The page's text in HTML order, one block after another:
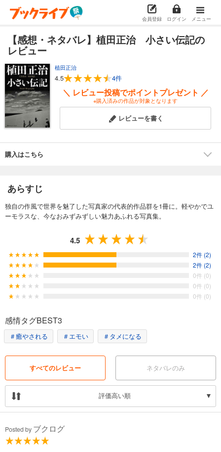
会員登録 ログイン メニュー
【感想・ネタバレ】植田正治 小さい伝記の
レビュー
植田正治
4.5 4件
＼ レビュー投稿でポイントプレゼント ／
※購入済みの作品が対象となります
レビューを書く
購入はこちら
あらすじ
独自の作風で世界を魅了した写真家の代表的作品群を1冊に。軽やかでユ
ーモラスな、今なおみずみずしい魅力あふれる写真集。
4.5
2件 (2)
2件 (2)
0件 (0)
0件 (0)
0件 (0)
感情タグBEST3
＃癒やされる ＃エモい ＃タメになる
すべてのレビュー ネタバレのみ
評価高い順
Posted by ブクログ